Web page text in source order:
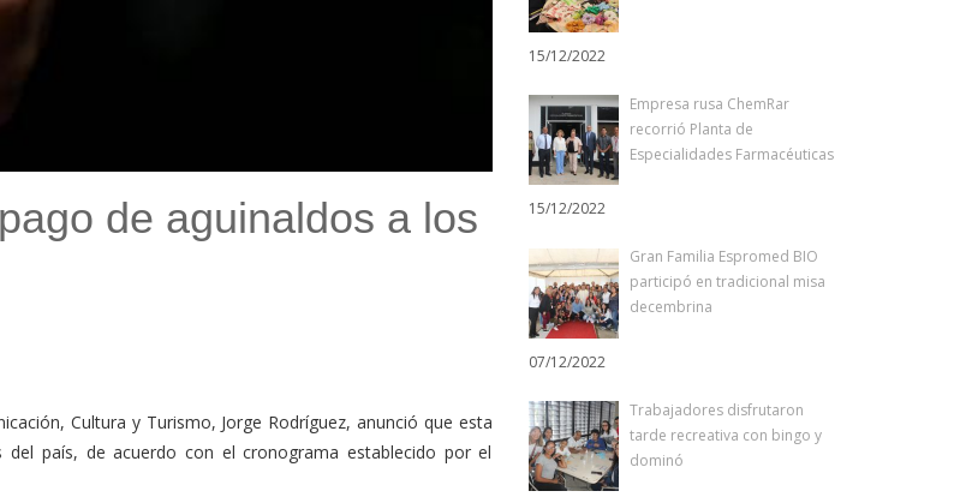
de aguinaldos a los
Cultura y Turismo, Jorge Rodríguez, anunció que esta
país, de acuerdo con el cronograma establecido por el
15/12/2022
Empresa rusa ChemRar
recorrió Planta de
Especialidades Farmacéuticas
15/12/2022
Gran Familia Espromed BIO
participó en tradicional misa
decembrina
07/12/2022
Trabajadores disfrutaron
tarde recreativa con bingo y
dominó